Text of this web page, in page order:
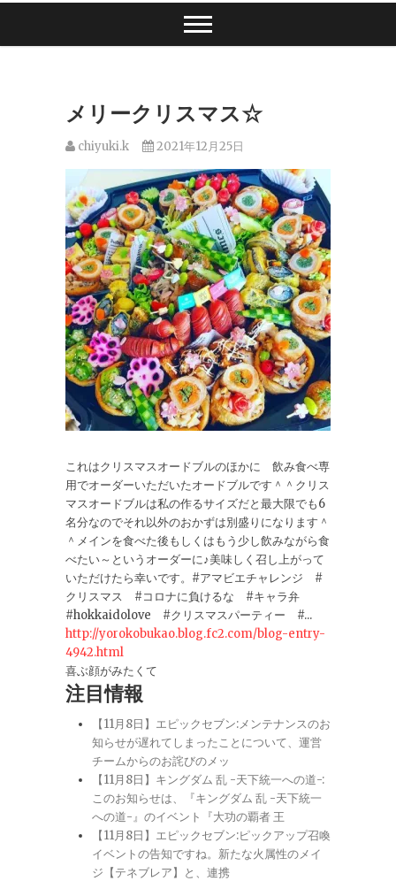
メリークリスマス☆
chiyuki.k 2021年12月25日
これはクリスマスオードブルのほかに 飲み食べ専
用でオーダーいただいたオードブルです＾＾クリス
マスオードブルは私の作るサイズだと最大限でも6
名分なのでそれ以外のおかずは別盛りになります＾
＾メインを食べた後もしくはもう少し飲みながら食
べたい～というオーダーに♪美味しく召し上がって
いただけたら幸いです。#アマビエチャレンジ #
クリスマス #コロナに負けるな #キャラ弁
#hokkaidolove #クリスマスパーティー #...
http://yorokobukao.blog.fc2.com/blog-entry-
4942.html
喜ぶ顔がみたくて
注目情報
【11月8日】エピックセブン:メンテナンスのお
知らせが遅れてしまったことについて、運営
チームからのお詫びのメッ
【11月8日】キングダム 乱 -天下統一への道-:
このお知らせは、『キングダム 乱 -天下統一
への道-』のイベント『大功の覇者 王
【11月8日】エピックセブン:ピックアップ召喚
イベントの告知ですね。新たな火属性のメイ
ジ【テネブレア】と、連携